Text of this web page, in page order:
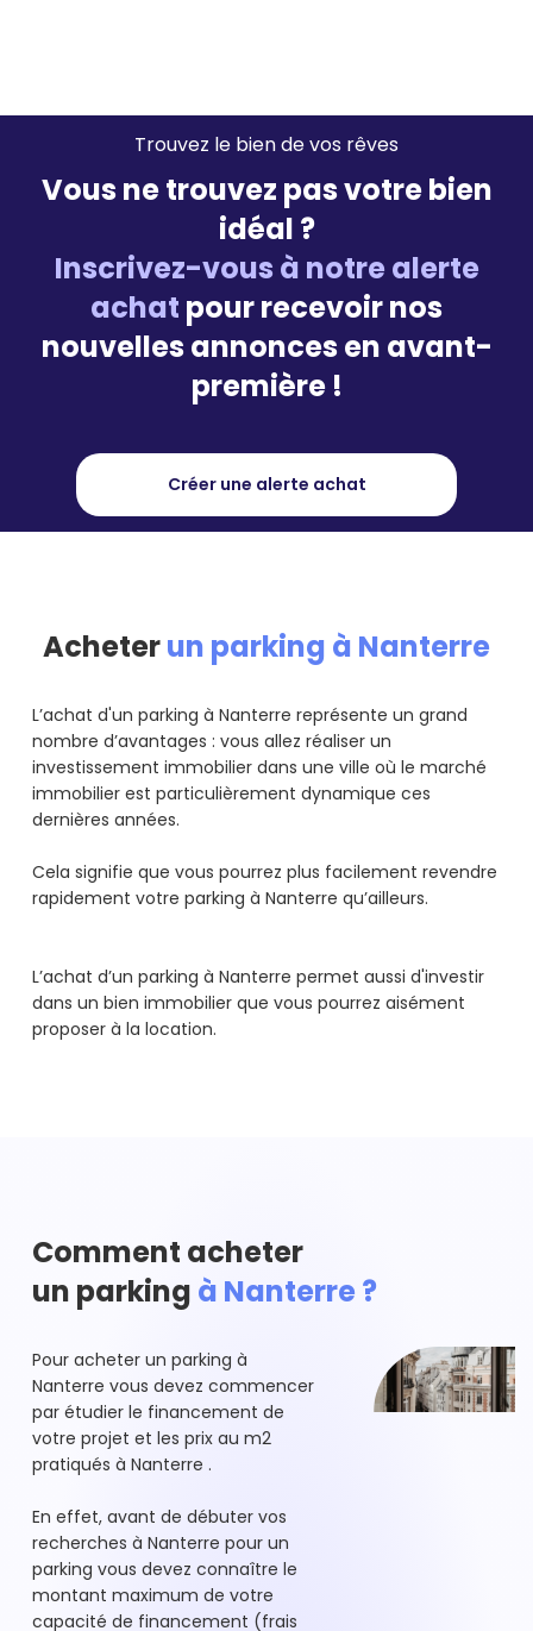
Trouvez le bien de vos rêves
Vous ne trouvez pas votre bien
idéal ?
Inscrivez-vous à notre alerte
achat pour recevoir nos
nouvelles annonces en avant-
première !
Créer une alerte achat
Acheterun parking à Nanterre
L’achat d'un parking à Nanterre représente un grand
nombre d’avantages : vous allez réaliser un
investissement immobilier dans une ville où le marché
immobilier est particulièrement dynamique ces
dernières années.
Cela signifie que vous pourrez plus facilement revendre
rapidement votre parking à Nanterre qu’ailleurs.
L’achat d’un parking à Nanterre permet aussi d'investir
dans un bien immobilier que vous pourrez aisément
proposer à la location.
Comment acheter
un parking à Nanterre ?
Pour acheter un parking à
Nanterre vous devez commencer
par étudier le financement de
votre projet et les prix au m2
pratiqués à Nanterre .
En effet, avant de débuter vos
recherches à Nanterre pour un
parking vous devez connaître le
montant maximum de votre
capacité de financement (frais